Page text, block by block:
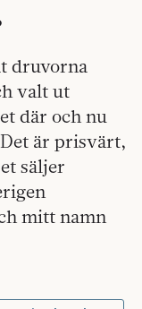
druvorna
valt ut
där och nu
är prisvärt,
säljer
mitt namn